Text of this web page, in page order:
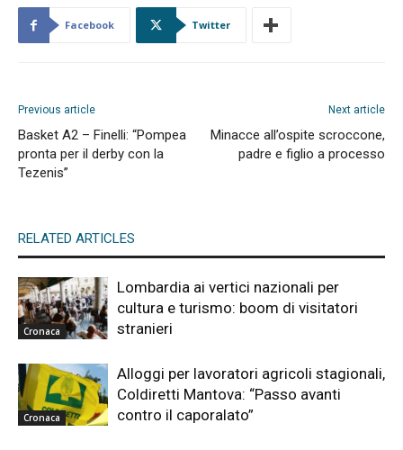
Facebook Twitter
Previous article
Basket A2 – Finelli: “Pompea
pronta per il derby con la
Tezenis”
Next article
Minacce all’ospite scroccone,
padre e figlio a processo
RELATED ARTICLES
Cronaca
Lombardia ai vertici nazionali per
cultura e turismo: boom di visitatori
stranieri
Cronaca
Alloggi per lavoratori agricoli stagionali,
Coldiretti Mantova: “Passo avanti
contro il caporalato”